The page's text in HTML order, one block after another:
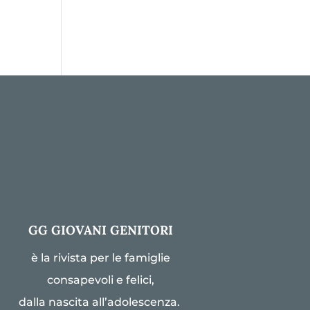
GG GIOVANI GENITORI
è la rivista per le famiglie
consapevoli e felici,
dalla nascita all’adolescenza.